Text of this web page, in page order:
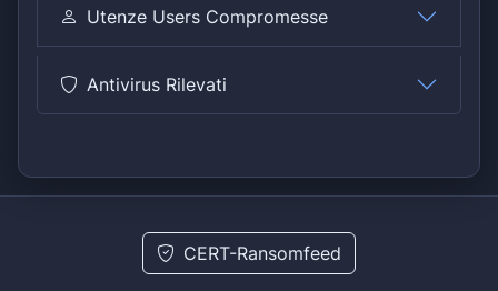
Utenze Users Compromesse
Antivirus Rilevati
CERT-Ransomfeed